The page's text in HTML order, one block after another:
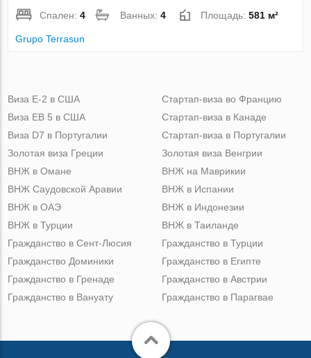
Спален:4 Ванных:4 Площадь:581 м²
Grupo Terrasun
Виза Е-2 в США
Виза ЕВ 5 в США
Виза D7 в Португалии
Золотая виза Греции
Стартап-виза во Францию
Стартап-виза в Канаде
Стартап-виза в Португалии
Золотая виза Венгрии
ВНЖ в Омане
ВНЖ Саудовской Аравии
ВНЖ в ОАЭ
ВНЖ в Турции
ВНЖ на Маврикии
ВНЖ в Испании
ВНЖ в Индонезии
ВНЖ в Таиланде
Гражданство в Сент-Люсия
Гражданство Доминики
Гражданство в Гренаде
Гражданство в Вануату
Гражданство в Турции
Гражданство в Египте
Гражданство в Австрии
Гражданство в Парагвае